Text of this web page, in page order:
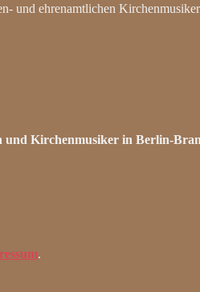
und ehrenamtlichen
Kirchenmusiker in Berlin-
.